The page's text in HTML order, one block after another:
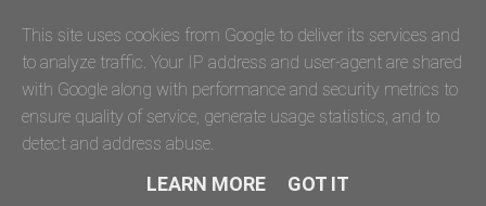
This site uses cookies from Google to deliver its services and
to analyze traffic. Your IP address and user-agent are shared
with Google along with performance and security metrics to
ensure quality of service, generate usage statistics, and to
detect and address abuse.
LEARN MORE GOT IT